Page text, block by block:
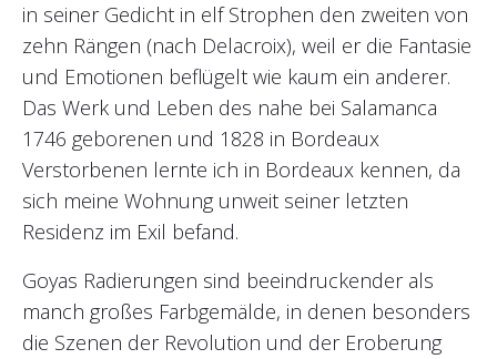
in seiner Gedicht in elf Strophen den zweiten von
zehn Rängen (nach Delacroix), weil er die Fantasie
und Emotionen beflügelt wie kaum ein anderer.
Das Werk und Leben des nahe bei Salamanca
1746 geborenen und 1828 in Bordeaux
Verstorbenen lernte ich in Bordeaux kennen, da
sich meine Wohnung unweit seiner letzten
Residenz im Exil befand.
Goyas Radierungen sind beeindruckender als
manch großes Farbgemälde, in denen besonders
die Szenen der Revolution und der Eroberung